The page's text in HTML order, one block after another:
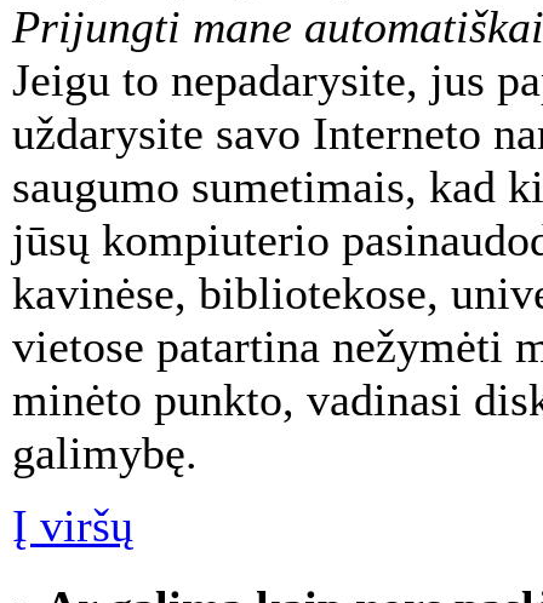
Prijungti mane
Jeigu to nepadarysite, jus
uždarysite savo Interneto
saugumo sumetimais, kad
jūsų kompiuterio
kavinėse, bibliotekose,
vietose patartina nežymėti
minėto punkto, vadinasi
galimybę.
Į viršų